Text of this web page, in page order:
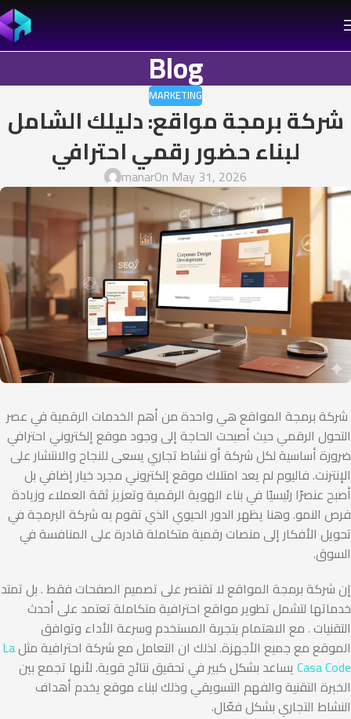
Blog
MARKETING
شركة برمجة مواقع: دليلك الشامل
لبناء حضور رقمي احترافي
manarOn May 31, 2026
شركة برمجة المواقع هي واحدة من أهم الخدمات الرقمية في عصر
التحول الرقمي حيث أصبحت الحاجة إلى وجود موقع إلكتروني احترافي
ضرورة أساسية لكل شركة أو نشاط تجاري يسعى للنجاح والانتشار على
الإنترنت. فاليوم لم يعد امتلاك موقع إلكتروني مجرد خيار إضافي بل
أصبح عنصرًا رئيسيًا في بناء الهوية الرقمية وتعزيز ثقة العملاء وزيادة
فرص النمو. وهنا يظهر الدور الحيوي الذي تقوم به شركة البرمجة في
تحويل الأفكار إلى منصات رقمية متكاملة قادرة على المنافسة في
السوق.
إن شركة برمجة المواقع لا تقتصر على تصميم الصفحات فقط . بل تمتد
خدماتها لتشمل تطوير مواقع احترافية متكاملة تعتمد على أحدث
التقنيات . مع الاهتمام بتجربة المستخدم وسرعة الأداء وتوافق
الموقع مع جميع الأجهزة. لذلك ان التعامل مع شركة احترافية مثلLa
Casa Code يساعد بشكل كبير في تحقيق نتائج قوية. لأنها تجمع بين
الخبرة التقنية والفهم التسويقي وذلك لبناء موقع يخدم أهداف
النشاط التجاري بشكل فعّال.